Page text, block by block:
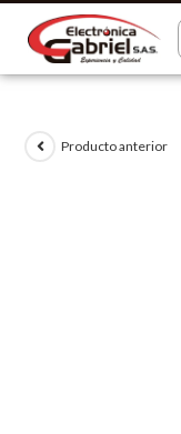
Producto anterior